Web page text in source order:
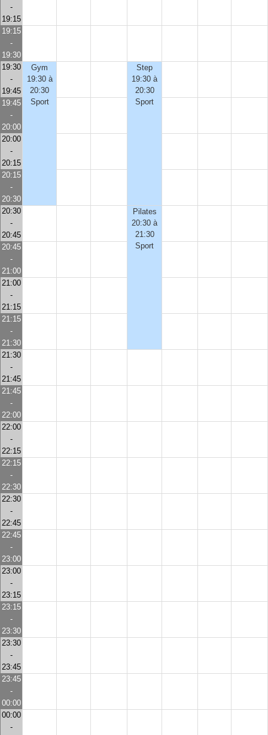
-
19:15
19:15
-
19:30
19:30
-
19:45
Gym
19:30 à
20:30
Sport
Step
19:30 à
20:30
Sport
19:45
-
20:00
20:00
-
20:15
20:15
-
20:30
20:30
-
20:45
Pilates
20:30 à
21:30
Sport
20:45
-
21:00
21:00
-
21:15
21:15
-
21:30
21:30
-
21:45
21:45
-
22:00
22:00
-
22:15
22:15
-
22:30
22:30
-
22:45
22:45
-
23:00
23:00
-
23:15
23:15
-
23:30
23:30
-
23:45
23:45
-
00:00
00:00
-